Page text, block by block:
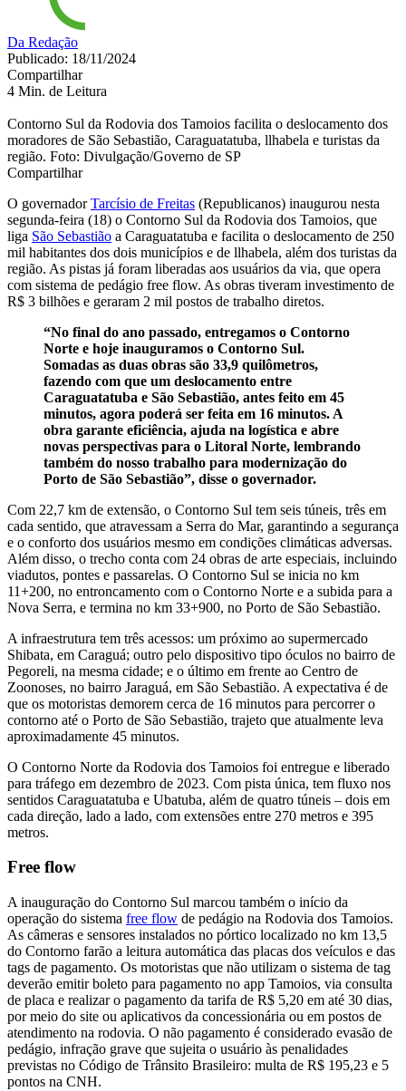
Da Redação
Publicado: 18/11/2024
Compartilhar
4 Min. de Leitura
Contorno Sul da Rodovia dos Tamoios facilita o deslocamento dos
moradores de São Sebastião, Caraguatatuba, llhabela e turistas da
região. Foto: Divulgação/Governo de SP
Compartilhar
O governadorTarcísio de Freitas (Republicanos) inaugurou nesta
segunda-feira (18) o Contorno Sul da Rodovia dos Tamoios, que
liga São Sebastião a Caraguatatuba e facilita o deslocamento de 250
mil habitantes dos dois municípios e de llhabela, além dos turistas da
região. As pistas já foram liberadas aos usuários da via, que opera
com sistema de pedágio free flow. As obras tiveram investimento de
R$ 3 bilhões e geraram 2 mil postos de trabalho diretos.
“No final do ano passado, entregamos o Contorno
Norte e hoje inauguramos o Contorno Sul.
Somadas as duas obras são 33,9 quilômetros,
fazendo com que um deslocamento entre
Caraguatatuba e São Sebastião, antes feito em 45
minutos, agora poderá ser feita em 16 minutos. A
obra garante eficiência, ajuda na logística e abre
novas perspectivas para o Litoral Norte, lembrando
também do nosso trabalho para modernização do
Porto de São Sebastião”, disse o governador.
Com 22,7 km de extensão, o Contorno Sul tem seis túneis, três em
cada sentido, que atravessam a Serra do Mar, garantindo a segurança
e o conforto dos usuários mesmo em condições climáticas adversas.
Além disso, o trecho conta com 24 obras de arte especiais, incluindo
viadutos, pontes e passarelas. O Contorno Sul se inicia no km
11+200, no entroncamento com o Contorno Norte e a subida para a
Nova Serra, e termina no km 33+900, no Porto de São Sebastião.
A infraestrutura tem três acessos: um próximo ao supermercado
Shibata, em Caraguá; outro pelo dispositivo tipo óculos no bairro de
Pegoreli, na mesma cidade; e o último em frente ao Centro de
Zoonoses, no bairro Jaraguá, em São Sebastião. A expectativa é de
que os motoristas demorem cerca de 16 minutos para percorrer o
contorno até o Porto de São Sebastião, trajeto que atualmente leva
aproximadamente 45 minutos.
O Contorno Norte da Rodovia dos Tamoios foi entregue e liberado
para tráfego em dezembro de 2023. Com pista única, tem fluxo nos
sentidos Caraguatatuba e Ubatuba, além de quatro túneis – dois em
cada direção, lado a lado, com extensões entre 270 metros e 395
metros.
Free flow
A inauguração do Contorno Sul marcou também o início da
operação do sistema free flow de pedágio na Rodovia dos Tamoios.
As câmeras e sensores instalados no pórtico localizado no km 13,5
do Contorno farão a leitura automática das placas dos veículos e das
tags de pagamento. Os motoristas que não utilizam o sistema de tag
deverão emitir boleto para pagamento no app Tamoios, via consulta
de placa e realizar o pagamento da tarifa de R$ 5,20 em até 30 dias,
por meio do site ou aplicativos da concessionária ou em postos de
atendimento na rodovia. O não pagamento é considerado evasão de
pedágio, infração grave que sujeita o usuário às penalidades
previstas no Código de Trânsito Brasileiro: multa de R$ 195,23 e 5
pontos na CNH.